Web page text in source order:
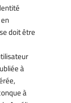
doit être
à
à